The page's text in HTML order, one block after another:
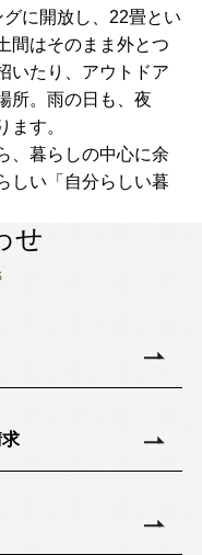
ーション
に開放し、22畳とい
間はそのまま外とつ
いたり、アウトドア
所。雨の日も、夜
ます。
、暮らしの中心に余
しい「自分らしい暮
せ